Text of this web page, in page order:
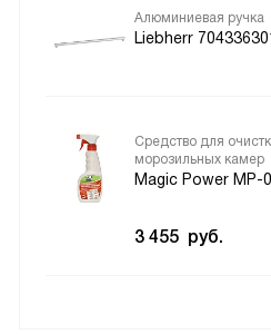
Алюминиевая ручка
Liebherr
Средство для
морозильных камер
Magic Power MP-
3 455 руб.